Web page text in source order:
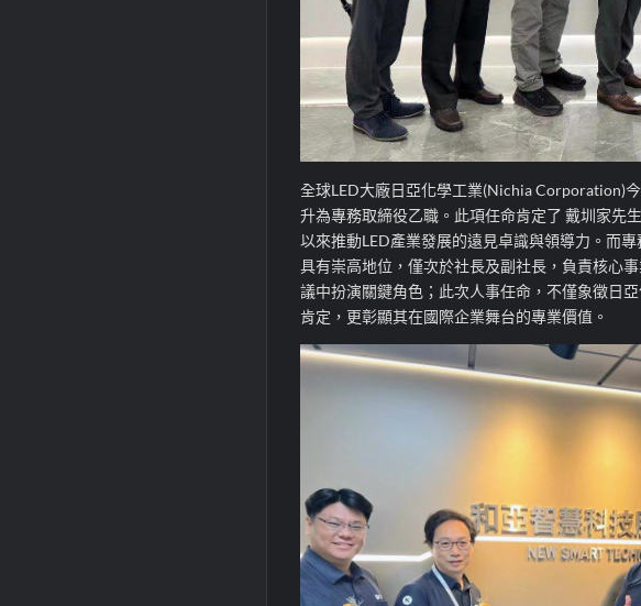
全球LED大廠日亞化學工業(Nichia Corporation)
升為專務取締役乙職。此項任命肯定了 戴圳家先
以來推動LED產業發展的遠見卓識與領導力。而
具有崇高地位，僅次於社長及副社長，負責核心
議中扮演關鍵角色；此次人事任命，不僅象徵日
肯定，更彰顯其在國際企業舞台的專業價值。